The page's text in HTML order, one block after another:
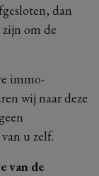
dan
om de
immo-
wij naar deze
u zelf.
van de